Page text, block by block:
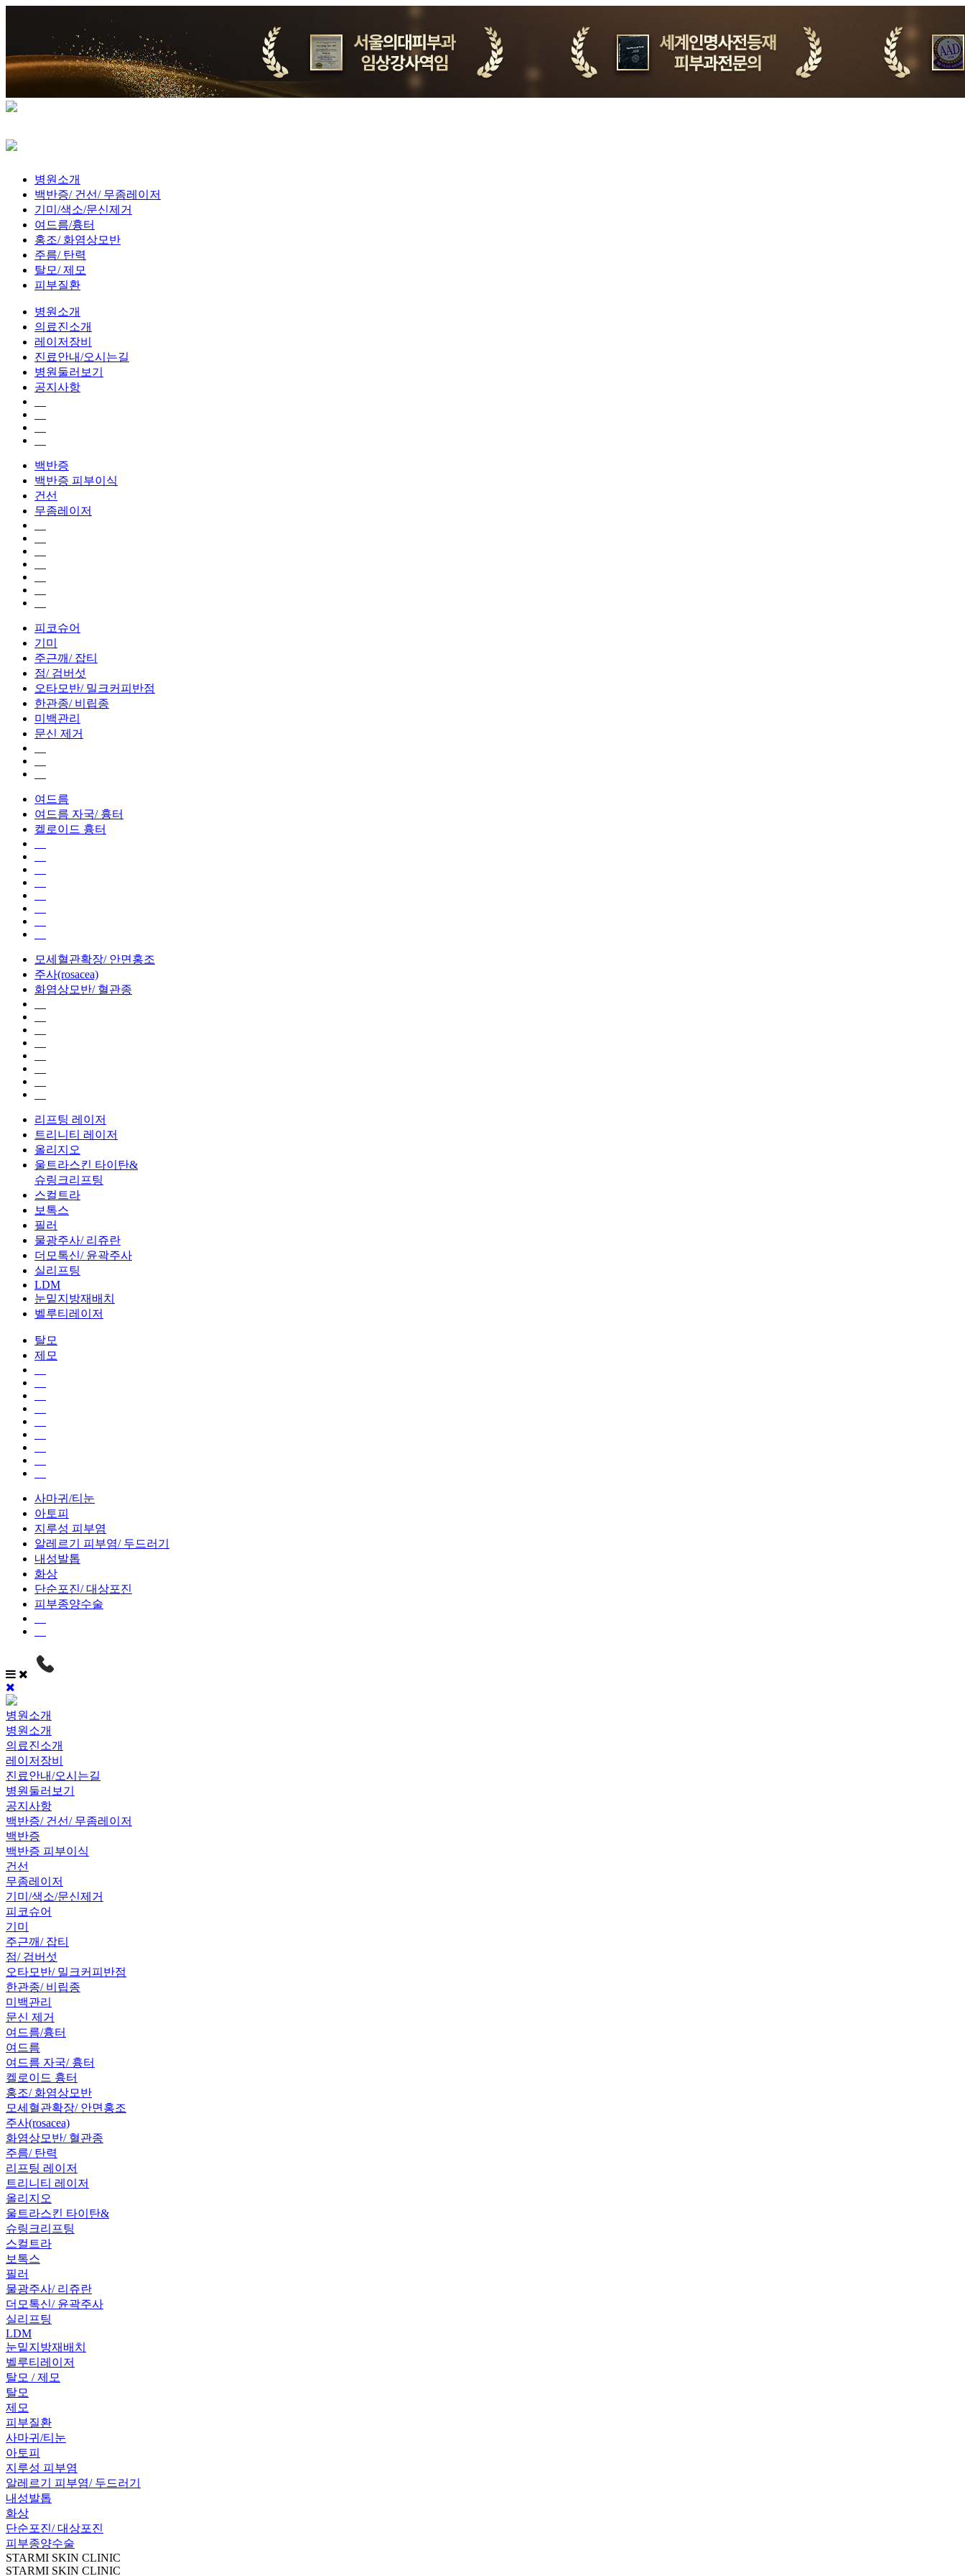
병원소개
백반증/ 건선/ 무좀레이저
기미/색소/문신제거
여드름/흉터
홍조/ 화염상모반
주름/ 탄력
탈모/ 제모
피부질환
병원소개
의료진소개
레이저장비
진료안내/오시는길
병원둘러보기
공지사항
백반증
백반증 피부이식
건선
무좀레이저
피코슈어
기미
주근깨/ 잡티
점/ 검버섯
오타모반/ 밀크커피반점
한관종/ 비립종
미백관리
문신 제거
여드름
여드름 자국/ 흉터
켈로이드 흉터
모세혈관확장/ 안면홍조
주사(rosacea)
화염상모반/ 혈관종
리프팅 레이저
트리니티 레이저
올리지오
울트라스킨 타이탄&
슈링크리프팅
스컬트라
보톡스
필러
물광주사/ 리쥬란
더모톡신/ 윤곽주사
실리프팅
LDM
눈밑지방재배치
벨루티레이저
탈모
제모
사마귀/티눈
아토피
지루성 피부염
알레르기 피부염/ 두드러기
내성발톱
화상
단순포진/ 대상포진
피부종양수술
병원소개
병원소개
의료진소개
레이저장비
진료안내/오시는길
병원둘러보기
공지사항
백반증/ 건선/ 무좀레이저
백반증
백반증 피부이식
건선
무좀레이저
기미/색소/문신제거
피코슈어
기미
주근깨/ 잡티
점/ 검버섯
오타모반/ 밀크커피반점
한관종/ 비립종
미백관리
문신 제거
여드름/흉터
여드름
여드름 자국/ 흉터
켈로이드 흉터
홍조/ 화염상모반
모세혈관확장/ 안면홍조
주사(rosacea)
화염상모반/ 혈관종
주름/ 탄력
리프팅 레이저
트리니티 레이저
올리지오
울트라스킨 타이탄&
슈링크리프팅
스컬트라
보톡스
필러
물광주사/ 리쥬란
더모톡신/ 윤곽주사
실리프팅
LDM
눈밑지방재배치
벨루티레이저
탈모 / 제모
탈모
제모
피부질환
사마귀/티눈
아토피
지루성 피부염
알레르기 피부염/ 두드러기
내성발톱
화상
단순포진/ 대상포진
피부종양수술
STARMI SKIN CLINIC
STARMI SKIN CLINIC